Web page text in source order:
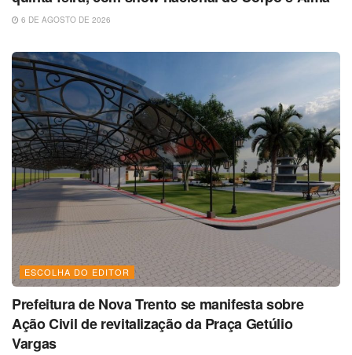
6 DE AGOSTO DE 2026
ESCOLHA DO EDITOR
Prefeitura de Nova Trento se manifesta sobre
Ação Civil de revitalização da Praça Getúlio
Vargas